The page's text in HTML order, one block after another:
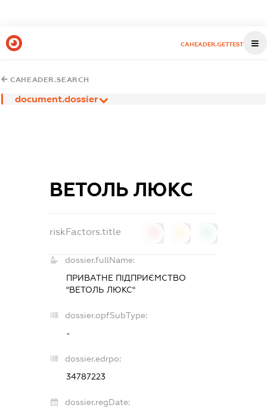
CAHEADER.GETTEST
CAHEADER.SEARCH
document.dossier
ВЕТОЛЬ ЛЮКС
riskFactors.title
dossier.fullName:
ПРИВАТНЕ ПІДПРИЄМСТВО
"ВЕТОЛЬ ЛЮКС"
dossier.opfSubType:
-
dossier.edrpo:
34787223
dossier.regDate: